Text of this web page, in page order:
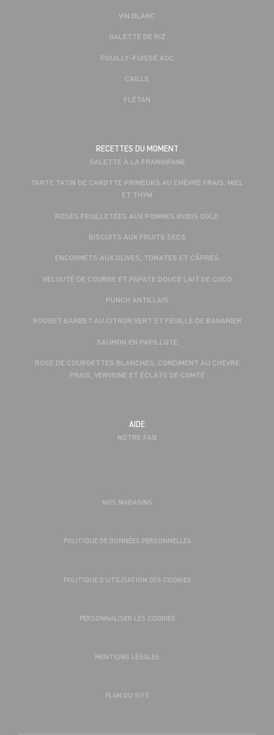
VIN BLANC
GALETTE DE RIZ
POUILLY-FUISSÉ AOC
CAILLE
FLÉTAN
RECETTES DU MOMENT
GALETTE À LA FRANGIPANE
TARTE TATIN DE CAROTTE PRIMEURS AU CHÈVRE FRAIS, MIEL
ET THYM
ROSES FEUILLETÉES AUX POMMES RUBIS GOLD
BISCUITS AUX FRUITS SECS
ENCORNETS AUX OLIVES, TOMATES ET CÂPRES
VELOUTÉ DE COURGE ET PAPATE DOUCE LAIT DE COCO
PUNCH ANTILLAIS
ROUGET BARBET AU CITRON VERT ET FEUILLE DE BANANIER
SAUMON EN PAPILLOTE
ROSE DE COURGETTES BLANCHES, CONDIMENT AU CHÈVRE
FRAIS, VERVEINE ET ÉCLATS DE COMTÉ
AIDE
NOTRE FAQ
NOS MAGASINS
POLITIQUE DE DONNÉES PERSONNELLES
POLITIQUE D’UTILISATION DES COOKIES
PERSONNALISER LES COOKIES
MENTIONS LÉGALES
PLAN DU SITE